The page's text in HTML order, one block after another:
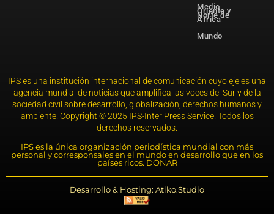
Medio
Oriente y
Norte de
África
Mundo
IPS es una institución internacional de comunicación cuyo eje es una
agencia mundial de noticias que amplifica las voces del Sur y de la
sociedad civil sobre desarrollo, globalización, derechos humanos y
ambiente. Copyright © 2025 IPS-Inter Press Service. Todos los
derechos reservados.
IPS es la única organización periodística mundial con más
personal y corresponsales en el mundo en desarrollo que en los
países ricos. DONAR
Desarrollo & Hosting: Atiko.Studio